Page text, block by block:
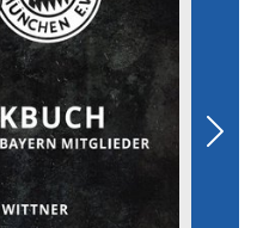
Next